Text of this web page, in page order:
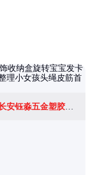
东莞市长安钰淼五金塑胶制品厂(个体工商户)